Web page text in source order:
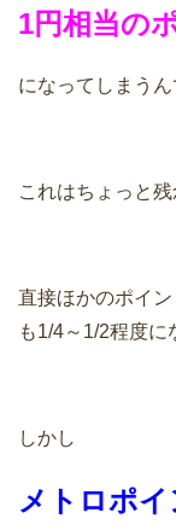
1円相当の
になってしまうん
これはちょっと残
直接ほかのポイ
も1/4～1/2程度に
しかし
メトロポ